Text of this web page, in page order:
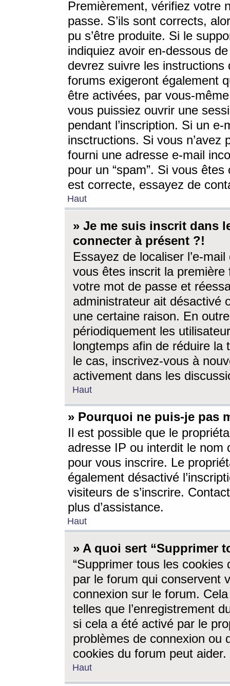
Premièrement, vérifiez votre
passe. S’ils sont corrects,
pu s’être produite. Si le
indiquiez avoir en-dessous
devrez suivre les
forums exigeront également
être activées, par vous-
vous puissiez ouvrir une
pendant l’inscription. Si un
insctructions. Si vous n’avez
fourni une adresse e-mail
pour un “spam”. Si vous
est correcte, essayez de
Haut
» Je me suis inscrit dans
connecter à présent ?!
Essayez de localiser l’e-
vous êtes inscrit la première
votre mot de passe et
administrateur ait désactivé
une certaine raison. En
périodiquement les
longtemps afin de réduire la
le cas, inscrivez-vous à
activement dans les
Haut
» Pourquoi ne puis-je pas
Il est possible que le
adresse IP ou interdit le nom
pour vous inscrire. Le
également désactivé
visiteurs de s’inscrire.
plus d’assistance.
Haut
» A quoi sert “Supprimer
“Supprimer tous les cookies
par le forum qui conservent
connexion sur le forum.
telles que l’enregistrement
si cela a été activé par le
problèmes de connexion ou
cookies du forum peut aider.
Haut